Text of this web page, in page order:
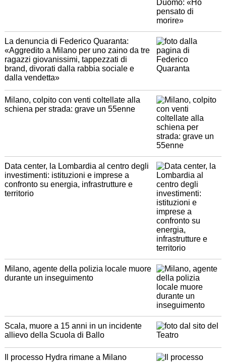
La denuncia di Federico Quaranta:
«Aggredito a Milano per uno zaino da tre
ragazzi giovanissimi, tappezzati di
brand, divorati dalla rabbia sociale e
dalla vendetta»
Milano, colpito con venti coltellate alla
schiena per strada: grave un 55enne
Data center, la Lombardia al centro degli
investimenti: istituzioni e imprese a
confronto su energia, infrastrutture e
territorio
Milano, agente della polizia locale muore
durante un inseguimento
Scala, muore a 15 anni in un incidente
allievo della Scuola di Ballo
Il processo Hydra rimane a Milano